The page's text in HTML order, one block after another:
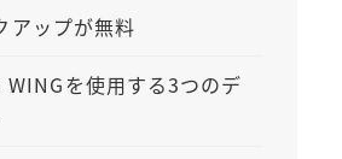
アップが無料
を使用する3つのデ